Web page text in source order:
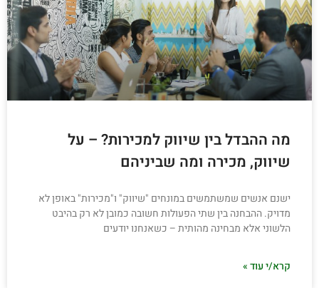
מה ההבדל בין שיווק למכירות? – על
שיווק, מכירה ומה שביניהם
ישנם אנשים שמשתמשים במונחים "שיווק" ו"מכירות" באופן לא
מדויק. ההבחנה בין שתי הפעולות חשובה כמובן לא רק בהיבט
הלשוני אלא מבחינה מהותית – כשאנחנו יודעים
קרא/י עוד »